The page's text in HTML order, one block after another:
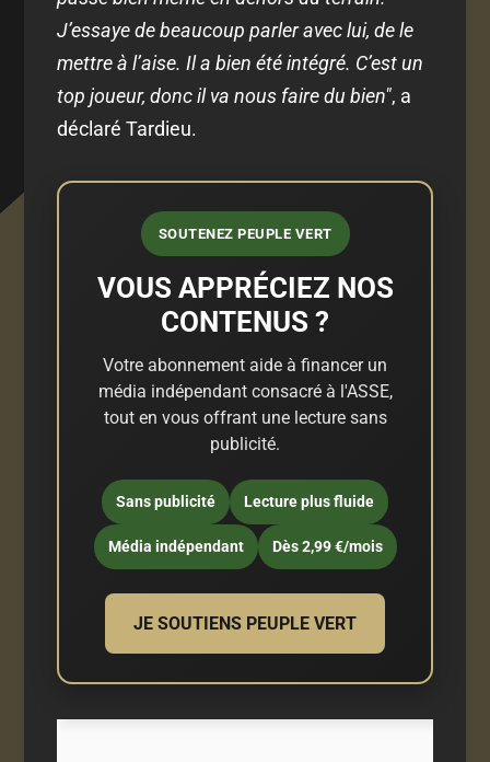
J’essaye de beaucoup parler avec lui, de le
mettre à l’aise. Il a bien été intégré. C’est un
top joueur, donc il va nous faire du bien", a
déclaré Tardieu.
SOUTENEZ PEUPLE VERT
VOUS APPRÉCIEZ NOS
CONTENUS ?
Votre abonnement aide à financer un
média indépendant consacré à l'ASSE,
tout en vous offrant une lecture sans
publicité.
Sans publicité Lecture plus fluide
Média indépendant Dès 2,99 €/mois
JE SOUTIENS PEUPLE VERT